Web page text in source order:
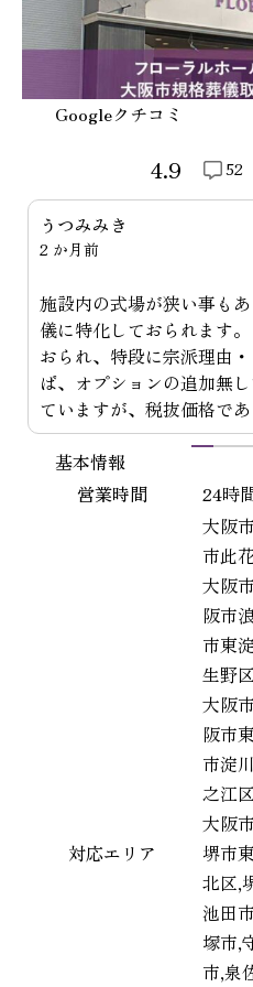
Googleクチコミ
4.9 52
安達準一
2 週間前
スタッフの松浦さんには
イスを頂き、不慣れな式
した。感謝申し上げます
間もたっぷり取って頂き
基本情報
営業時間
24時
対応エリア
大阪
市此
大阪
阪市
市東
生野
大阪
阪市
市淀
之江
大阪
堺市
北区,
池田
塚市,
市,泉